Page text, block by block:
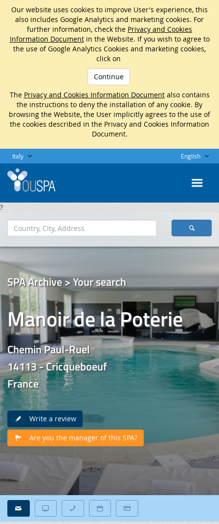
Our website uses cookies to improve User's experience, this
also includes Google Analytics and marketing cookies. For
further information, check the Privacy and Cookies
Information Documentin the Website. If you wish to agree to
the use of Google Analytics Cookies and marketing cookies,
click on
Continue
The Privacy and Cookies Information Documentalso contains
the instructions to deny the installation of any cookie. By
browsing the Website, the User implicitly agrees to the use of
the cookies described in the Privacy and Cookies Information
Document.
Italy English
?
SPA Archive > Your search
Manoir de la Poterie
Chemin Paul-Ruel
14113 - Cricqueboeuf
France
Write a review
Are you the manager of this SPA?